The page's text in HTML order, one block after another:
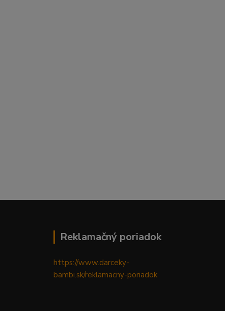
Reklamačný poriadok
https://www.darceky-
bambi.sk/reklamacny-poriadok